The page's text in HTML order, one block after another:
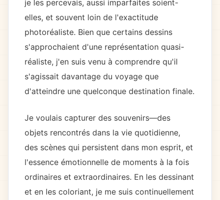
je les percevais, aussi imparfaites soient-
elles, et souvent loin de l'exactitude
photoréaliste. Bien que certains dessins
s'approchaient d'une représentation quasi-
réaliste, j'en suis venu à comprendre qu'il
s'agissait davantage du voyage que
d'atteindre une quelconque destination finale.
Je voulais capturer des souvenirs—des
objets rencontrés dans la vie quotidienne,
des scènes qui persistent dans mon esprit, et
l'essence émotionnelle de moments à la fois
ordinaires et extraordinaires. En les dessinant
et en les coloriant, je me suis continuellement